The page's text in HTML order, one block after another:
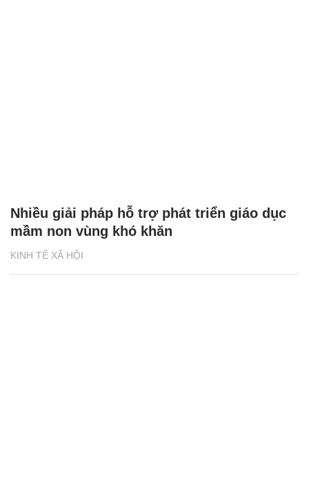
KINH TẾ XÃ HỘI
Nhiều giải pháp hỗ trợ phát triển giáo dục
mầm non vùng khó khăn